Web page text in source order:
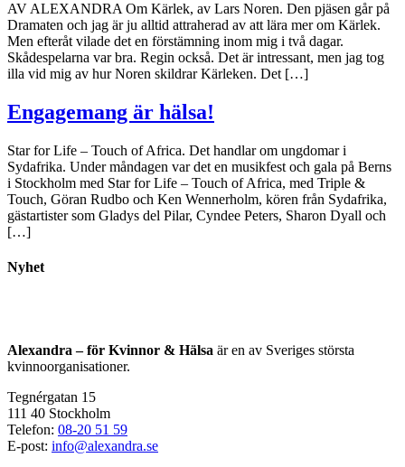
AV ALEXANDRA Om Kärlek, av Lars Noren. Den pjäsen går på
Dramaten och jag är ju alltid attraherad av att lära mer om Kärlek.
Men efteråt vilade det en förstämning inom mig i två dagar.
Skådespelarna var bra. Regin också. Det är intressant, men jag tog
illa vid mig av hur Noren skildrar Kärleken. Det […]
Engagemang är hälsa!
Star for Life – Touch of Africa. Det handlar om ungdomar i
Sydafrika. Under måndagen var det en musikfest och gala på Berns
i Stockholm med Star for Life – Touch of Africa, med Triple &
Touch, Göran Rudbo och Ken Wennerholm, kören från Sydafrika,
gästartister som Gladys del Pilar, Cyndee Peters, Sharon Dyall och
[…]
Nyhet
Alexandra – för Kvinnor & Hälsa är en av Sveriges största
kvinnoorganisationer.
Tegnérgatan 15
111 40 Stockholm
Telefon: 08-20 51 59
E-post: info@alexandra.se